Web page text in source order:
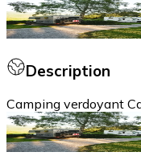
Description
Camping verdoyant